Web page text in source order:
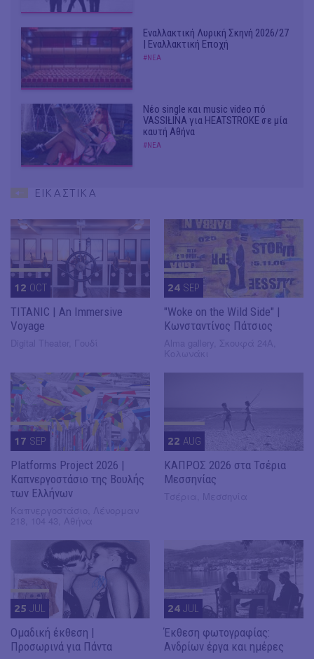
Εναλλακτική Λυρική Σκηνή 2026/27
| Εναλλακτική Εποχή
#ΝΕΑ
Νέο single και music video πό
VASSIŁINA για HEATSTROKE σε μία
καυτή Αθήνα
#ΝΕΑ
ΕΙΚΑΣΤΙΚΑ
12 OCT
TITANIC | An Immersive
Voyage
24 SEP
"Woke on the Wild Side" |
Κωνσταντίνος Πάτσιος
17 SEP
Platforms Project 2026 |
Καπνεργοστάσιο της Βουλής
των Ελλήνων
22 AUG
ΚΑΠΡΟΣ 2026 στα Τσέρια
Μεσσηνίας
25 JUL
Ομαδική έκθεση |
Προσωρινά για Πάντα
24 JUL
Έκθεση φωτογραφίας:
Ανδρίων έργα και ημέρες